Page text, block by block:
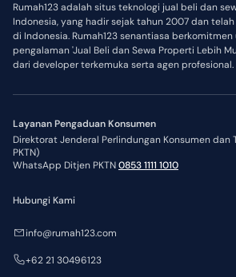
Rumah123 adalah situs teknologi jual beli dan
Indonesia, yang hadir sejak tahun 2007 dan
di Indonesia. Rumah123 senantiasa
pengalaman 'Jual Beli dan Sewa Properti Lebih
dari developer terkemuka serta agen profesional.
Layanan Pengaduan Konsumen
Direktorat Jenderal Perlindungan Konsumen dan
PKTN)
WhatsApp Ditjen PKTN0853 1111 1010
Hubungi Kami
info@rumah123.com
+62 21 30496123